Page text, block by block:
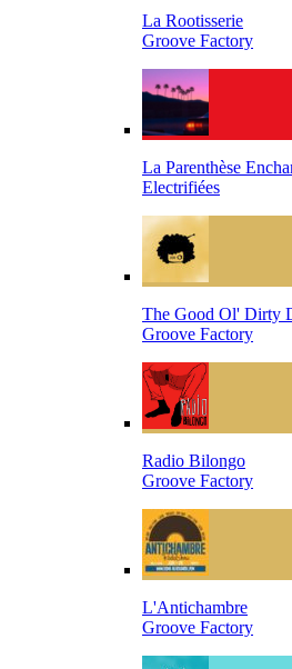
La Rootisserie
Groove Factory
La Parenthèse
Electrifiées
The Good Ol' Dirty
Groove Factory
Radio Bilongo
Groove Factory
L'Antichambre
Groove Factory